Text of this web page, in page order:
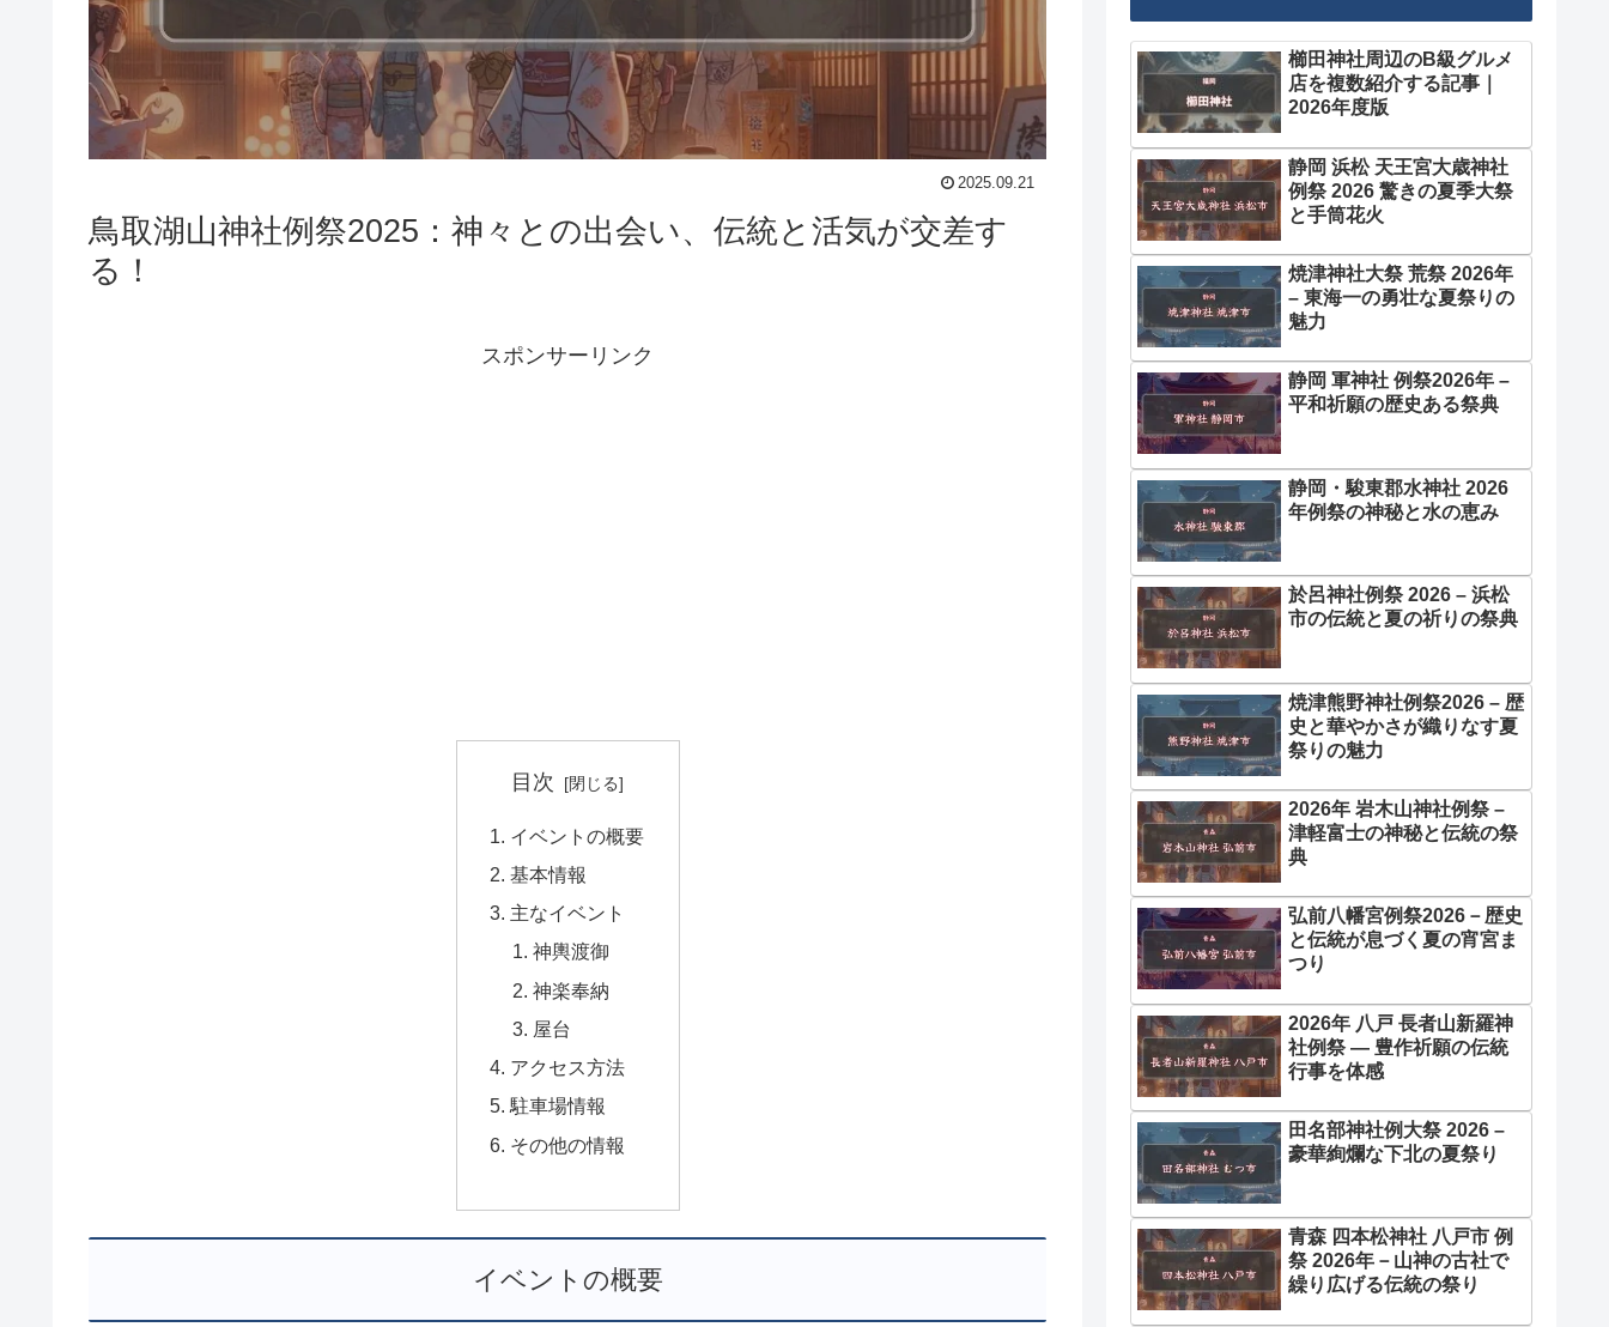
2025.09.21
鳥取湖山神社例祭2025：神々との出会い、伝統と活気が交差す
る！
スポンサーリンク
目次
イベントの概要
基本情報
主なイベント
神輿渡御
神楽奉納
屋台
アクセス方法
駐車場情報
その他の情報
イベントの概要
櫛田神社周辺のB級グルメ
店を複数紹介する記事｜
2026年度版
静岡 浜松 天王宮大歳神社
例祭 2026 驚きの夏季大祭
と手筒花火
焼津神社大祭 荒祭 2026年
– 東海一の勇壮な夏祭りの
魅力
静岡 軍神社 例祭2026年 –
平和祈願の歴史ある祭典
静岡・駿東郡水神社 2026
年例祭の神秘と水の恵み
於呂神社例祭 2026 – 浜松
市の伝統と夏の祈りの祭典
焼津熊野神社例祭2026 – 歴
史と華やかさが織りなす夏
祭りの魅力
2026年 岩木山神社例祭 –
津軽富士の神秘と伝統の祭
典
弘前八幡宮例祭2026－歴史
と伝統が息づく夏の宵宮ま
つり
2026年 八戸 長者山新羅神
社例祭 ― 豊作祈願の伝統
行事を体感
田名部神社例大祭 2026 –
豪華絢爛な下北の夏祭り
青森 四本松神社 八戸市 例
祭 2026年－山神の古社で
繰り広げる伝統の祭り